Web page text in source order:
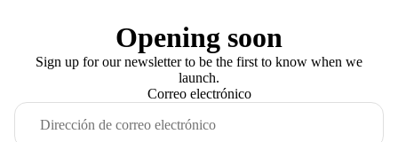
Opening soon
Sign up for our newsletter to be the first to know when we
launch.
Correo electrónico